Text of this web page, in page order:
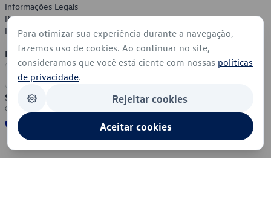
Informações Legais
Política de Privacidade
Política de Cookies
Formas de Pagamento
Segurança
Para otimizar sua experiência durante a navegação,
fazemos uso de cookies. Ao continuar no site,
consideramos que você está ciente com nossas políticas
de privacidade.
Rejeitar cookies
Aceitar cookies